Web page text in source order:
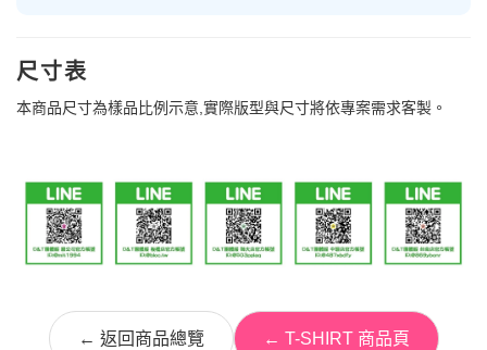
尺寸表
本商品尺寸為樣品比例示意,實際版型與尺寸將依專案需求客製。
← 返回商品總覽 ← T-SHIRT 商品頁